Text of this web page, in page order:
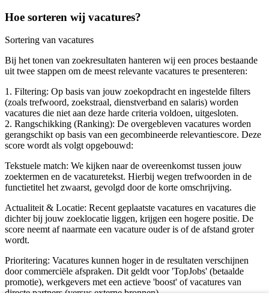
Hoe sorteren wij vacatures?
Sortering van vacatures
Bij het tonen van zoekresultaten hanteren wij een proces bestaande
uit twee stappen om de meest relevante vacatures te presenteren:
1. Filtering: Op basis van jouw zoekopdracht en ingestelde filters
(zoals trefwoord, zoekstraal, dienstverband en salaris) worden
vacatures die niet aan deze harde criteria voldoen, uitgesloten.
2. Rangschikking (Ranking): De overgebleven vacatures worden
gerangschikt op basis van een gecombineerde relevantiescore. Deze
score wordt als volgt opgebouwd:
Tekstuele match: We kijken naar de overeenkomst tussen jouw
zoektermen en de vacaturetekst. Hierbij wegen trefwoorden in de
functietitel het zwaarst, gevolgd door de korte omschrijving.
Actualiteit & Locatie: Recent geplaatste vacatures en vacatures die
dichter bij jouw zoeklocatie liggen, krijgen een hogere positie. De
score neemt af naarmate een vacature ouder is of de afstand groter
wordt.
Prioritering: Vacatures kunnen hoger in de resultaten verschijnen
door commerciële afspraken. Dit geldt voor 'TopJobs' (betaalde
promotie), werkgevers met een actieve 'boost' of vacatures van
directe partners (versus externe bronnen).